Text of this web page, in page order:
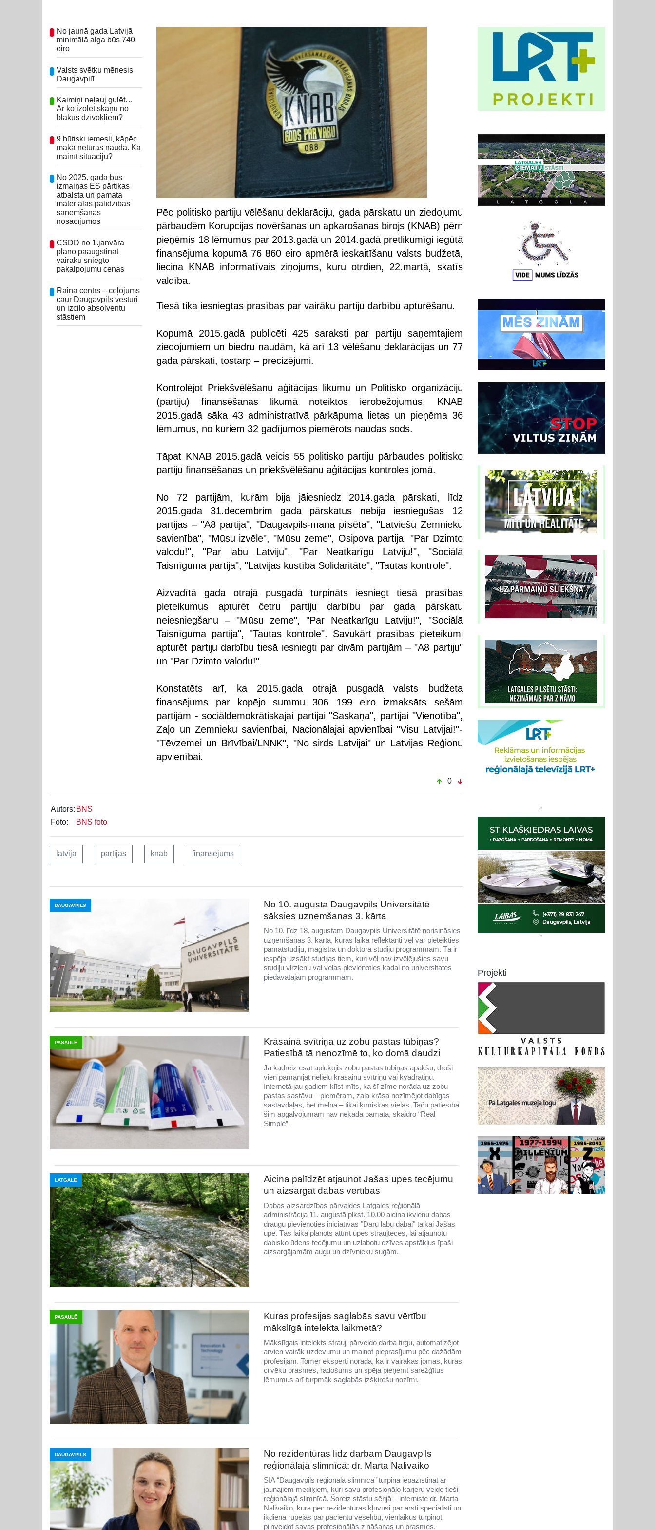
No jaunā gada Latvijā
minimālā alga būs 740
eiro
Valsts svētku mēnesis
Daugavpilī
Kaimiņi neļauj gulēt…
Ar ko izolēt skaņu no
blakus dzīvokļiem?
9 būtiski iemesli, kāpēc
makā neturas nauda. Kā
mainīt situāciju?
No 2025. gada būs
izmaiņas ES pārtikas
atbalsta un pamata
materiālās palīdzības
saņemšanas
nosacījumos
CSDD no 1.janvāra
plāno paaugstināt
vairāku sniegto
pakalpojumu cenas
Raiņa centrs – ceļojums
caur Daugavpils vēsturi
un izcilo absolventu
stāstiem
Pēc politisko partiju vēlēšanu deklarāciju, gada pārskatu un ziedojumu
pārbaudēm Korupcijas novēršanas un apkarošanas birojs (KNAB) pērn
pieņēmis 18 lēmumus par 2013.gadā un 2014.gadā pretlikumīgi iegūtā
finansējuma kopumā 76 860 eiro apmērā ieskaitīšanu valsts budžetā,
liecina KNAB informatīvais ziņojums, kuru otrdien, 22.martā, skatīs
valdība.
Tiesā tika iesniegtas prasības par vairāku partiju darbību apturēšanu.
Kopumā 2015.gadā publicēti 425 saraksti par partiju saņemtajiem
ziedojumiem un biedru naudām, kā arī 13 vēlēšanu deklarācijas un 77
gada pārskati, tostarp – precizējumi.
Kontrolējot Priekšvēlēšanu aģitācijas likumu un Politisko organizāciju
(partiju) finansēšanas likumā noteiktos ierobežojumus, KNAB
2015.gadā sāka 43 administratīvā pārkāpuma lietas un pieņēma 36
lēmumus, no kuriem 32 gadījumos piemērots naudas sods.
Tāpat KNAB 2015.gadā veicis 55 politisko partiju pārbaudes politisko
partiju finansēšanas un priekšvēlēšanu aģitācijas kontroles jomā.
No 72 partijām, kurām bija jāiesniedz 2014.gada pārskati, līdz
2015.gada 31.decembrim gada pārskatus nebija iesniegušas 12
partijas – "A8 partija", "Daugavpils-mana pilsēta", "Latviešu Zemnieku
savienība", "Mūsu izvēle", "Mūsu zeme", Osipova partija, "Par Dzimto
valodu!", "Par labu Latviju", "Par Neatkarīgu Latviju!", "Sociālā
Taisnīguma partija", "Latvijas kustība Solidaritāte", "Tautas kontrole".
Aizvadītā gada otrajā pusgadā turpināts iesniegt tiesā prasības
pieteikumus apturēt četru partiju darbību par gada pārskatu
neiesniegšanu – "Mūsu zeme", "Par Neatkarīgu Latviju!", "Sociālā
Taisnīguma partija", "Tautas kontrole". Savukārt prasības pieteikumi
apturēt partiju darbību tiesā iesniegti par divām partijām – "A8 partiju"
un "Par Dzimto valodu!".
Konstatēts arī, ka 2015.gada otrajā pusgadā valsts budžeta
finansējums par kopējo summu 306 199 eiro izmaksāts sešām
partijām - sociāldemokrātiskajai partijai "Saskaņa", partijai "Vienotība",
Zaļo un Zemnieku savienībai, Nacionālajai apvienībai "Visu Latvijai!"-
"Tēvzemei un Brīvībai/LNNK", "No sirds Latvijai" un Latvijas Reģionu
apvienībai.
0
Autors: BNS
Foto:
BNS foto
latvija partijas knab finansējums
DAUGAVPILS
No 10. augusta Daugavpils Universitātē
sāksies uzņemšanas 3. kārta
No 10. līdz 18. augustam Daugavpils Universitātē norisināsies
uzņemšanas 3. kārta, kuras laikā reflektanti vēl var pieteikties
pamatstudiju, maģistra un doktora studiju programmām. Tā ir
iespēja uzsākt studijas tiem, kuri vēl nav izvēlējušies savu
studiju virzienu vai vēlas pievienoties kādai no universitātes
piedāvātajām programmām.
PASAULĒ
Krāsainā svītriņa uz zobu pastas tūbiņas?
Patiesībā tā nenozīmē to, ko domā daudzi
Ja kādreiz esat aplūkojis zobu pastas tūbiņas apakšu, droši
vien pamanījāt nelielu krāsainu svītriņu vai kvadrātiņu.
Internetā jau gadiem klīst mīts, ka šī zīme norāda uz zobu
pastas sastāvu – piemēram, zaļa krāsa nozīmējot dabīgas
sastāvdaļas, bet melna – tikai ķīmiskas vielas. Taču patiesībā
šim apgalvojumam nav nekāda pamata, skaidro “Real
Simple”.
LATGALE
Aicina palīdzēt atjaunot Jašas upes tecējumu
un aizsargāt dabas vērtības
Dabas aizsardzības pārvaldes Latgales reģionālā
administrācija 11. augustā plkst. 10.00 aicina ikvienu dabas
draugu pievienoties iniciatīvas "Daru labu dabai" talkai Jašas
upē. Tās laikā plānots attīrīt upes straujteces, lai atjaunotu
dabisko ūdens tecējumu un uzlabotu dzīves apstākļus īpaši
aizsargājamām augu un dzīvnieku sugām.
PASAULĒ
Kuras profesijas saglabās savu vērtību
mākslīgā intelekta laikmetā?
Mākslīgais intelekts strauji pārveido darba tirgu, automatizējot
arvien vairāk uzdevumu un mainot pieprasījumu pēc dažādām
profesijām. Tomēr eksperti norāda, ka ir vairākas jomas, kurās
cilvēku prasmes, radošums un spēja pieņemt sarežģītus
lēmumus arī turpmāk saglabās izšķirošu nozīmi.
DAUGAVPILS
No rezidentūras līdz darbam Daugavpils
reģionālajā slimnīcā: dr. Marta Nalivaiko
SIA “Daugavpils reģionālā slimnīca” turpina iepazīstināt ar
jaunajiem mediķiem, kuri savu profesionālo karjeru veido tieši
reģionālajā slimnīcā. Šoreiz stāstu sērijā – interniste dr. Marta
Nalivaiko, kura pēc rezidentūras kļuvusi par ārsti speciālisti un
ikdienā rūpējas par pacientu veselību, vienlaikus turpinot
pilnveidot savas profesionālās zināšanas un prasmes.
'
'
Projekti